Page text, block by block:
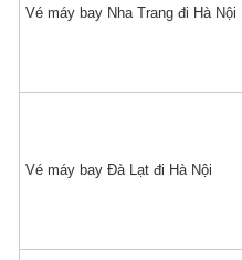
Vé máy bay Nha Trang đi Hà Nội
Vé máy bay Đà Lạt đi Hà Nội